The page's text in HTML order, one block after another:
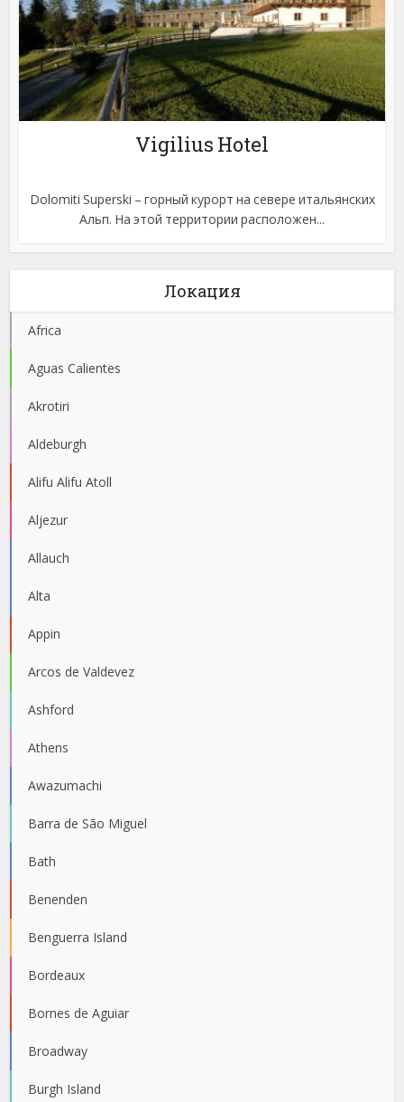
Vigilius Hotel
Dolomiti Superski – горный курорт на севере итальянских
Альп. На этой территории расположен...
Локация
Africa
Aguas Calientes
Akrotiri
Aldeburgh
Alifu Alifu Atoll
Aljezur
Allauch
Alta
Appin
Arcos de Valdevez
Ashford
Athens
Awazumachi
Barra de São Miguel
Bath
Benenden
Benguerra Island
Bordeaux
Bornes de Aguiar
Broadway
Burgh Island